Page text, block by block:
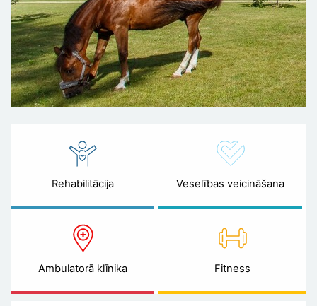
Rehabilitācija Veselības veicināšana
Ambulatorā klīnika Fitness